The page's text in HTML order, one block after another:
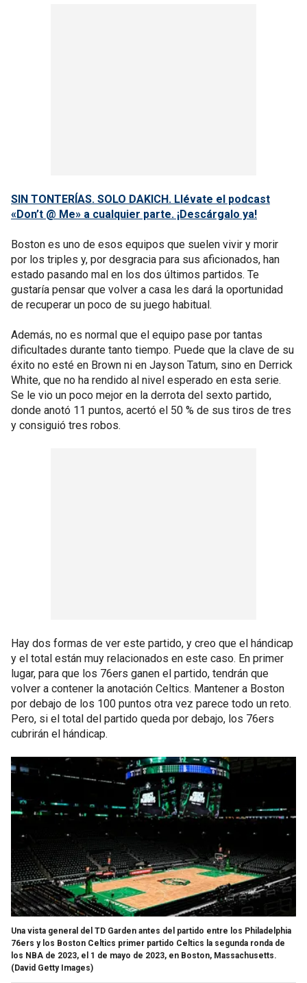
SIN TONTERÍAS. SOLO DAKICH. Llévate el podcast
«Don’t @ Me» a cualquier parte. ¡Descárgalo ya!
Boston es uno de esos equipos que suelen vivir y morir
por los triples y, por desgracia para sus aficionados, han
estado pasando mal en los dos últimos partidos. Te
gustaría pensar que volver a casa les dará la oportunidad
de recuperar un poco de su juego habitual.
Además, no es normal que el equipo pase por tantas
dificultades durante tanto tiempo. Puede que la clave de su
éxito no esté en Brown ni en Jayson Tatum, sino en Derrick
White, que no ha rendido al nivel esperado en esta serie.
Se le vio un poco mejor en la derrota del sexto partido,
donde anotó 11 puntos, acertó el 50 % de sus tiros de tres
y consiguió tres robos.
Hay dos formas de ver este partido, y creo que el hándicap
y el total están muy relacionados en este caso. En primer
lugar, para que los 76ers ganen el partido, tendrán que
volver a contener la anotación Celtics. Mantener a Boston
por debajo de los 100 puntos otra vez parece todo un reto.
Pero, si el total del partido queda por debajo, los 76ers
cubrirán el hándicap.
Una vista general del TD Garden antes del partido entre los Philadelphia
76ers y los Boston Celtics primer partido Celtics la segunda ronda de
los NBA de 2023, el 1 de mayo de 2023, en Boston, Massachusetts.
(David Getty Images)